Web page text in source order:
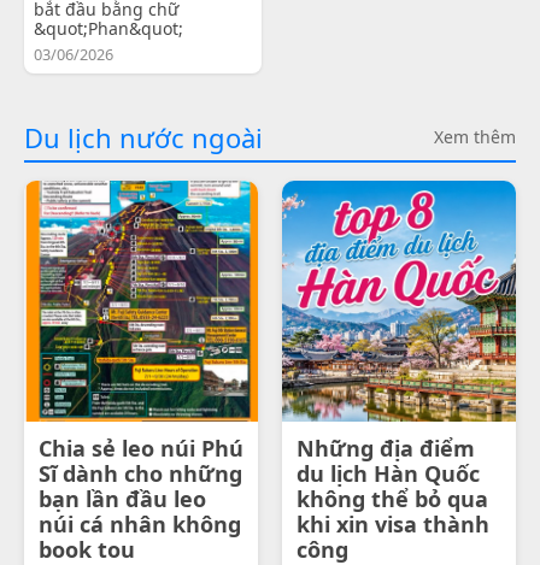
bắt đầu bằng chữ
&quot;Phan&quot;
03/06/2026
Du lịch nước ngoài Xem thêm
Chia sẻ leo núi Phú
Sĩ dành cho những
bạn lần đầu leo
núi cá nhân không
book tou
Những địa điểm
du lịch Hàn Quốc
không thể bỏ qua
khi xin visa thành
công